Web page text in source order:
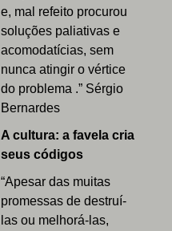
e, mal refeito procurou
soluções paliativas e
acomodatícias, sem
nunca atingir o vértice
do problema .” Sérgio
Bernardes
A cultura: a favela cria
seus códigos
“Apesar das muitas
promessas de destruí-
las ou melhorá-las,